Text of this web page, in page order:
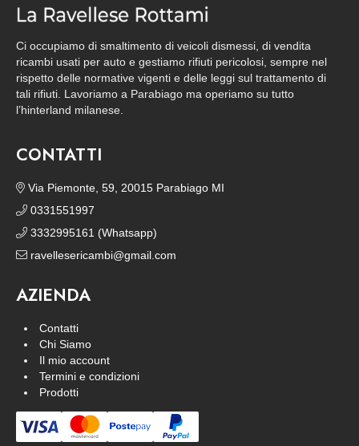
Ci occupiamo di smaltimento di veicoli dismessi, di vendita
ricambi usati per auto e gestiamo rifiuti pericolosi, sempre nel
rispetto delle normative vigenti e delle leggi sul trattamento di
tali rifiuti. Lavoriamo a Parabiago ma operiamo su tutto
l’hinterland milanese.
CONTATTI
Via Piemonte, 59, 20015 Parabiago MI
0331551997
3332995161 (Whatsapp)
ravellesericambi@gmail.com
AZIENDA
Contatti
Chi Siamo
Il mio account
Termini e condizioni
Prodotti